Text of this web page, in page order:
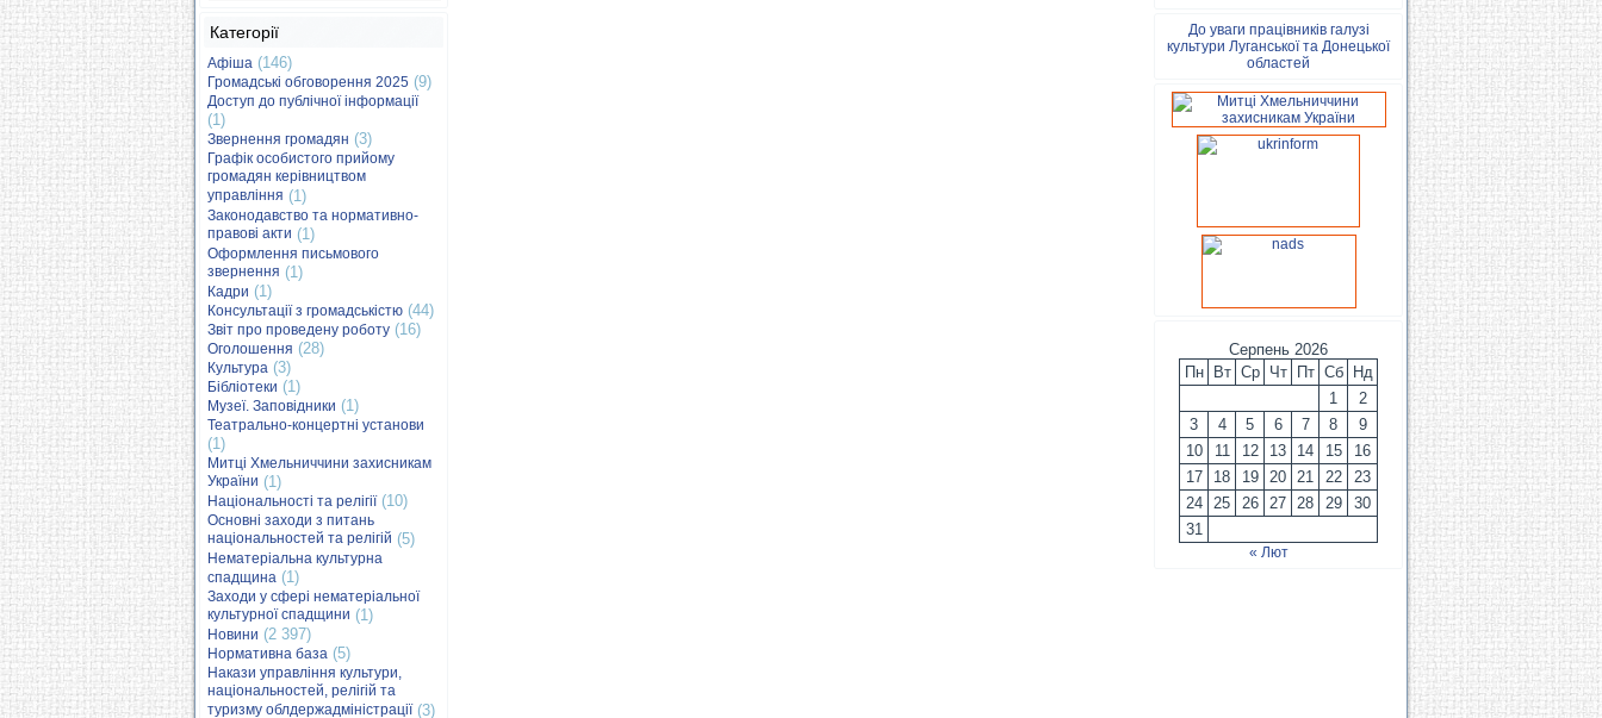
Категорії
Афіша (146)
Громадські обговорення 2025 (9)
Доступ до публічної інформації
(1)
Звернення громадян (3)
Графік особистого прийому
громадян керівництвом
управління (1)
Законодавство та нормативно-
правові акти (1)
Оформлення письмового
звернення (1)
Кадри (1)
Консультації з громадськістю (44)
Звіт про проведену роботу (16)
Оголошення (28)
Культура (3)
Бібліотеки (1)
Музеї. Заповідники (1)
Театрально-концертні установи
(1)
Митці Хмельниччини захисникам
України (1)
Національності та релігії(10)
Основні заходи з питань
національностей та релігій (5)
Нематеріальна культурна
спадщина (1)
Заходи у сфері нематеріальної
культурної спадщини (1)
Новини (2 397)
Нормативна база (5)
Накази управління культури,
національностей, релігій та
туризму облдержадміністрації(3)
До уваги працівників галузі
культури Луганської та Донецької
областей
Серпень 2026
Пн
Вт Ср Чт Пт Сб
Нд
1
2
3
4 5 6 7 8
9
10
11 12 13 14 15
16
17
18 19 20 21 22
23
24
25 26 27 28 29
30
31
« Лют